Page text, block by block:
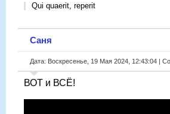
Qui quaerit, reperit
Саня
Дата: Воскресенье, 19 Мая 2024, 12:43:04 |
ВОТ и ВСЁ!